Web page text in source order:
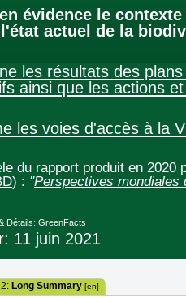
évidence le
actuel de la
les résultats des
ainsi que les actions
les voies d'accès à la
du rapport produit en 2020
) : "Perspectives mondiales
Détails: GreenFacts
11 juin 2021
Long Summary [en]